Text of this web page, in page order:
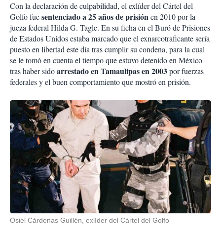
Con la declaración de culpabilidad, el exlíder del Cártel del
Golfo fuesentenciado a 25 años de prisiónen 2010 por la
jueza federal Hilda G. Tagle. En su ficha en el Buró de Prisiones
de Estados Unidos estaba marcado que el exnarcotraficante sería
puesto en libertad este día tras cumplir su condena, para la cual
se le tomó en cuenta el tiempo que estuvo detenido en México
tras haber sidoarrestado en Tamaulipas en 2003por fuerzas
federales y el buen comportamiento que mostró en prisión.
Osiel Cárdenas Guillén, exlíder del Cártel del Golfo